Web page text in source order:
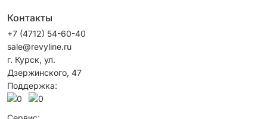
Контакты
+7 (4712) 54-60-40
sale@revyline.ru
г. Курск, ул.
Дзержинского, 47
Поддержка: